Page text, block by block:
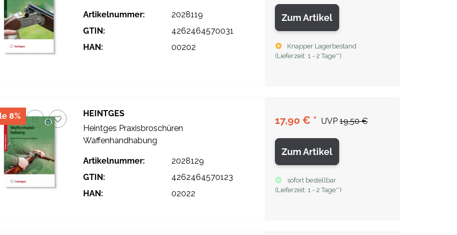
Artikelnummer:
2028119
GTIN:
4262464570031
HAN:
00202
Zum Artikel
Knapper Lagerbestand
(Lieferzeit: 1 - 2 Tage**)
8%
HEINTGES
Heintges Praxisbroschüren
Waffenhandhabung
Artikelnummer:
2028129
GTIN:
4262464570123
HAN:
02022
17,90 € * UVP 19,50 €
Zum Artikel
sofort bestellbar
(Lieferzeit: 1 - 2 Tage**)